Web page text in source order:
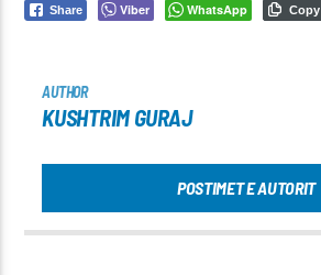
Share Viber WhatsApp Copy
AUTHOR
KUSHTRIM GURAJ
POSTIMET E AUTORIT